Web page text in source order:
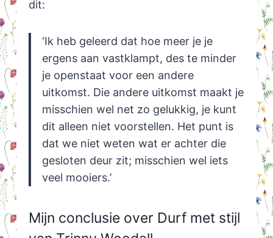
dit:
‘Ik heb geleerd dat hoe meer je je
ergens aan vastklampt, des te minder
je openstaat voor een andere
uitkomst. Die andere uitkomst maakt je
misschien wel net zo gelukkig, je kunt
dit alleen niet voorstellen. Het punt is
dat we niet weten wat er achter die
gesloten deur zit; misschien wel iets
veel mooiers.’
Mijn conclusie over Durf met stijl